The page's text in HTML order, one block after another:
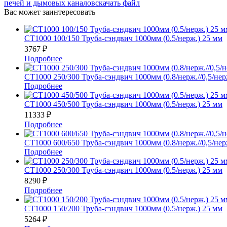
печей и дымовых каналовскачать файл
Вас может заинтересовать
СТ1000 100/150 Труба-сэндвич 1000мм (0.5/нерж.) 25 мм
3767 ₽
Подробнее
СТ1000 250/300 Труба-сэндвич 1000мм (0.8/нерж.//0,5/
Подробнее
СТ1000 450/500 Труба-сэндвич 1000мм (0.5/нерж.) 25 мм
11333 ₽
Подробнее
СТ1000 600/650 Труба-сэндвич 1000мм (0.8/нерж.//0,5/
Подробнее
СТ1000 250/300 Труба-сэндвич 1000мм (0.5/нерж.) 25 мм
8290 ₽
Подробнее
СТ1000 150/200 Труба-сэндвич 1000мм (0.5/нерж.) 25 мм
5264 ₽